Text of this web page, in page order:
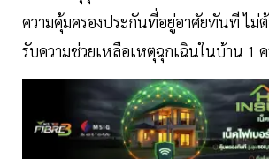
ความคุ้มครองประกันที่อยู่อาศัยทันที ไม่
รับความช่วยเหลือเหตุฉุกเฉินในบ้าน 1